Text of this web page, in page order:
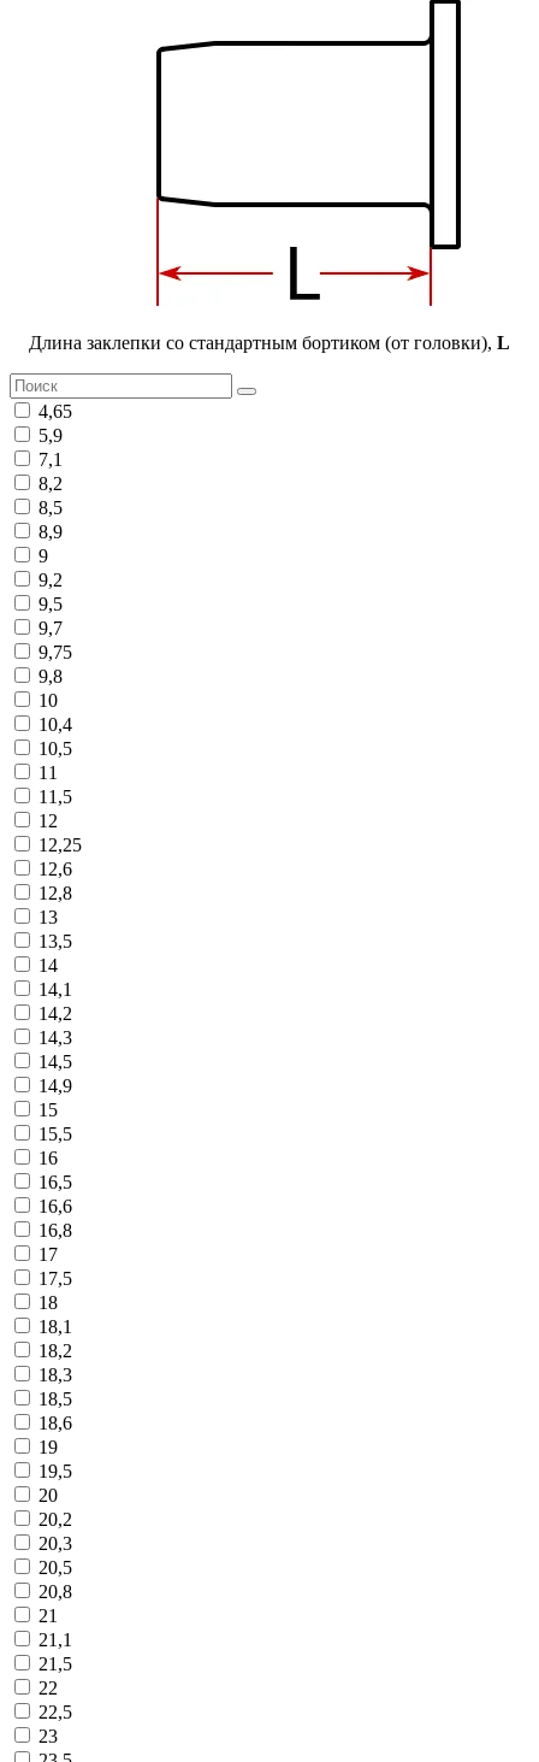
Длина заклепки со стандартным бортиком (от головки), L
4,65
5,9
7,1
8,2
8,5
8,9
9
9,2
9,5
9,7
9,75
9,8
10
10,4
10,5
11
11,5
12
12,25
12,6
12,8
13
13,5
14
14,1
14,2
14,3
14,5
14,9
15
15,5
16
16,5
16,6
16,8
17
17,5
18
18,1
18,2
18,3
18,5
18,6
19
19,5
20
20,2
20,3
20,5
20,8
21
21,1
21,5
22
22,5
23